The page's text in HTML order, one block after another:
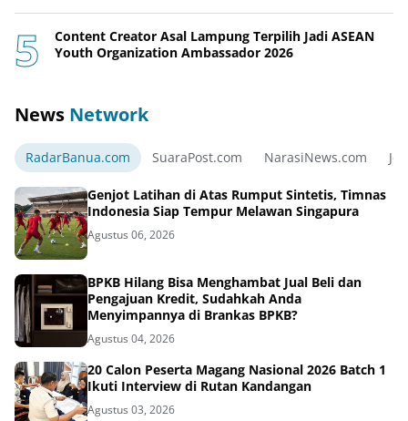
Content Creator Asal Lampung Terpilih Jadi ASEAN
Youth Organization Ambassador 2026
News Network
RadarBanua.com SuaraPost.com NarasiNews.com
Genjot Latihan di Atas Rumput Sintetis, Timnas
Indonesia Siap Tempur Melawan Singapura
Agustus 06, 2026
BPKB Hilang Bisa Menghambat Jual Beli dan
Pengajuan Kredit, Sudahkah Anda
Menyimpannya di Brankas BPKB?
Agustus 04, 2026
20 Calon Peserta Magang Nasional 2026 Batch 1
Ikuti Interview di Rutan Kandangan
Agustus 03, 2026